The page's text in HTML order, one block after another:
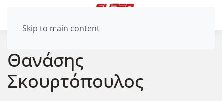
Skip to main content
Θανάσης
Σκουρτόπουλος